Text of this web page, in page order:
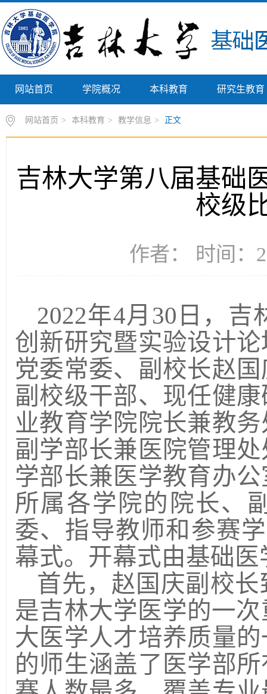
网站首页 学院概况 本科教育 研究生教育
网站首页 > 本科教育 > 教学信息 > 正文
吉林大学第八届基础
校级
作者： 时间：
2022年4月30日，
创新研究暨实验设计
党委常委、副校长赵
副校级干部、现任健
业教育学院院长兼教
副学部长兼医院管理
学部长兼医学教育办
所属各学院的院长、
委、指导教师和参赛
幕式。开幕式由基础
首先，赵国庆副校
是吉林大学医学的一
大医学人才培养质量
的师生涵盖了医学部